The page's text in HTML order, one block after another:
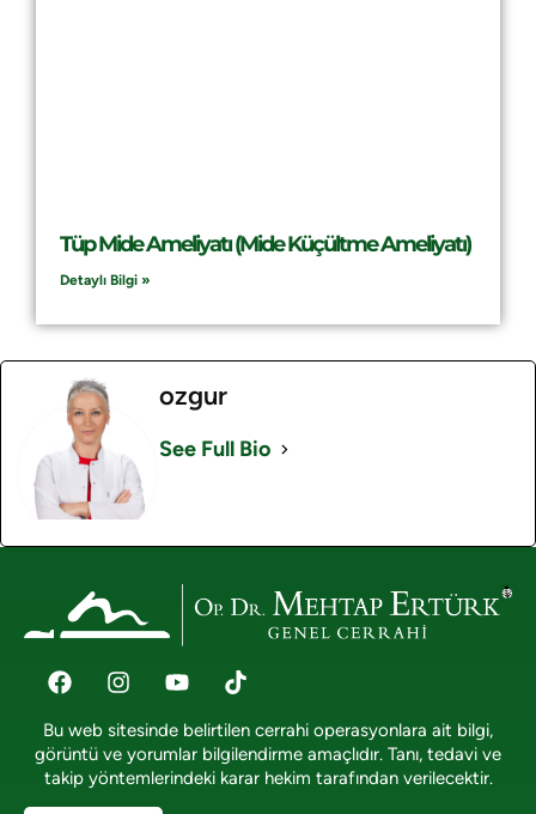
Tüp Mide Ameliyatı (Mide Küçültme Ameliyatı)
Detaylı Bilgi »
ozgur
See Full Bio
Bu web sitesinde belirtilen cerrahi operasyonlara ait bilgi,
görüntü ve yorumlar bilgilendirme amaçlıdır. Tanı, tedavi ve
takip yöntemlerindeki karar hekim tarafından verilecektir.